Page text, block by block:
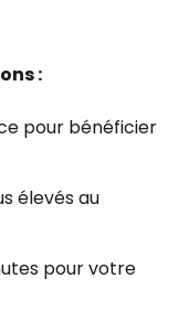
:
pour bénéficier
élevés au
pour votre